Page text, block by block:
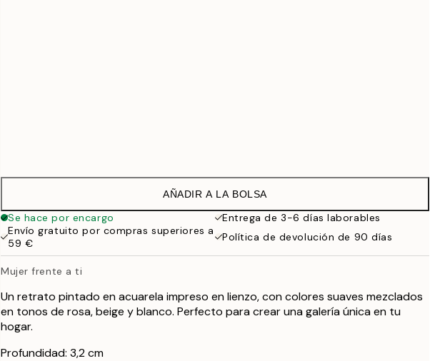
AÑADIR A LA BOLSA
Se hace por encargo
Entrega de 3-6 días laborables
Envío gratuito por compras superiores a
59 €
Política de devolución de 90 días
Mujer frente a ti
Un retrato pintado en acuarela impreso en lienzo, con colores suaves mezclados
en tonos de rosa, beige y blanco. Perfecto para crear una galería única en tu
hogar.
Profundidad: 3,2 cm